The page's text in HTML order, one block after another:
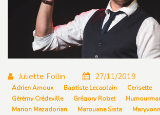
Juliette Follin 27/11/2019
Adrien Arnoux Baptiste Lecaplain Cerisette
Gérémy Crédeville
Grégory Robet
Marion Mezadorian
Marouane Sista